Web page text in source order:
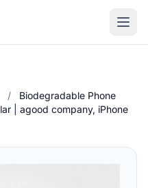
/
Biodegradable Phone
| agood company, iPhone